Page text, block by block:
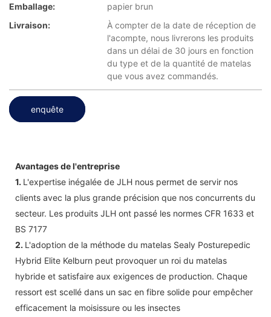
Emballage:
papier brun
Livraison:
À compter de la date de réception de
l'acompte, nous livrerons les produits
dans un délai de 30 jours en fonction
du type et de la quantité de matelas
que vous avez commandés.
enquête
Avantages de l'entreprise
1. L'expertise inégalée de JLH nous permet de servir nos
clients avec la plus grande précision que nos concurrents du
secteur. Les produits JLH ont passé les normes CFR 1633 et
BS 7177
2. L'adoption de la méthode du matelas Sealy Posturepedic
Hybrid Elite Kelburn peut provoquer un roi du matelas
hybride et satisfaire aux exigences de production. Chaque
ressort est scellé dans un sac en fibre solide pour empêcher
efficacement la moisissure ou les insectes